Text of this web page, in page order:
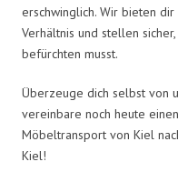
erschwinglich. Wir bieten
Verhältnis und stellen
befürchten musst.
Überzeuge dich selbst von
vereinbare noch heute
Möbeltransport von Kiel
Kiel!